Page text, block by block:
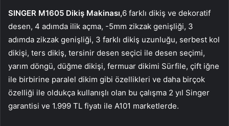
SINGER M1605 Dikiş Makinası,6 farklı dikiş ve dekoratif
desen, 4 adımda ilik açma, -5mm zikzak genişliği, 3
adımda zikzak genişliği, 3 farklı dikiş uzunluğu, serbest kol
dikişi, ters dikiş, tersinir desen seçici ile desen seçimi,
yarım döngü, düğme dikişi, fermuar dikimi Sürfile, çift iğne
ile birbirine paralel dikim gibi özellikleri ve daha birçok
özelliği ile oldukça kullanışlı olan bu çalışma 2 yıl Singer
garantisi ve 1.999 TL fiyatı ile A101 marketlerde.